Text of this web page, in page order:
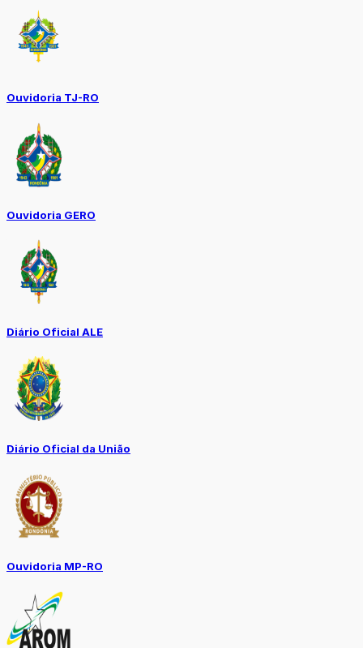
Ouvidoria TJ-RO
Ouvidoria GERO
Diário Oficial ALE
Diário Oficial da União
Ouvidoria MP-RO